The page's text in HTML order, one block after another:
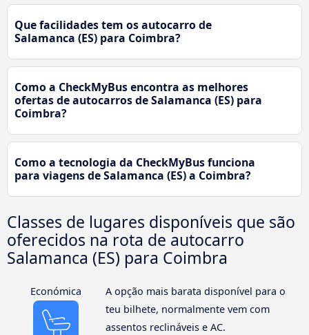
Que facilidades tem os autocarro de
Salamanca (ES) para Coimbra?
Como a CheckMyBus encontra as melhores
ofertas de autocarros de Salamanca (ES) para
Coimbra?
Como a tecnologia da CheckMyBus funciona
para viagens de Salamanca (ES) a Coimbra?
Classes de lugares disponíveis que são
oferecidos na rota de autocarro
Salamanca (ES) para Coimbra
Económica
A opção mais barata disponível para o
teu bilhete, normalmente vem com
assentos reclináveis e AC.